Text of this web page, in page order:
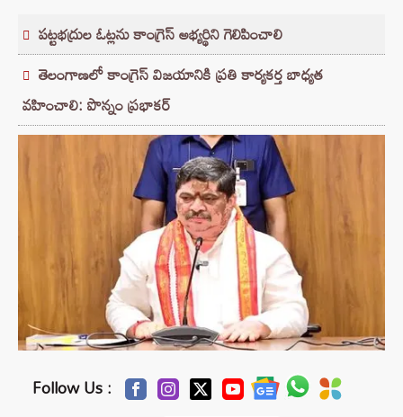
పట్టభద్రుల ఓట్లను కాంగ్రెస్ అభ్యర్థిని గెలిపించాలి
తెలంగాణలో కాంగ్రెస్ విజయానికి ప్రతి కార్యకర్త బాధ్యత
వహించాలి: పొన్నం ప్రభాకర్
Follow Us :